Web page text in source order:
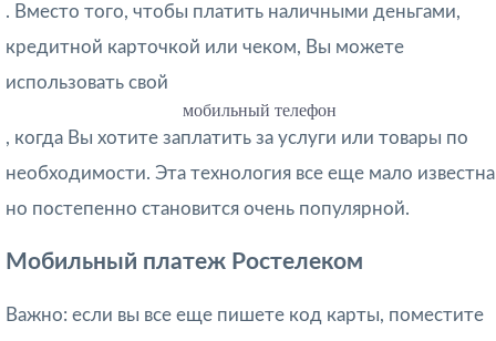
. Вместо того, чтобы платить наличными деньгами,
кредитной карточкой или чеком, Вы можете
использовать свой
мобильный телефон
, когда Вы хотите заплатить за услуги или товары по
необходимости. Эта технология все еще мало
но постепенно становится очень популярной.
Мобильный платеж Ростелеком
Важно: если вы все еще пишете код карты, поместите